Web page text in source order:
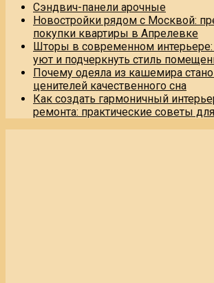
Сэндвич-панели арочные
Новостройки рядом с Москвой:
покупки квартиры в Апрелевке
Шторы в современном интерьере:
уют и подчеркнуть стиль
Почему одеяла из кашемира
ценителей качественного сна
Как создать гармоничный
ремонта: практические советы